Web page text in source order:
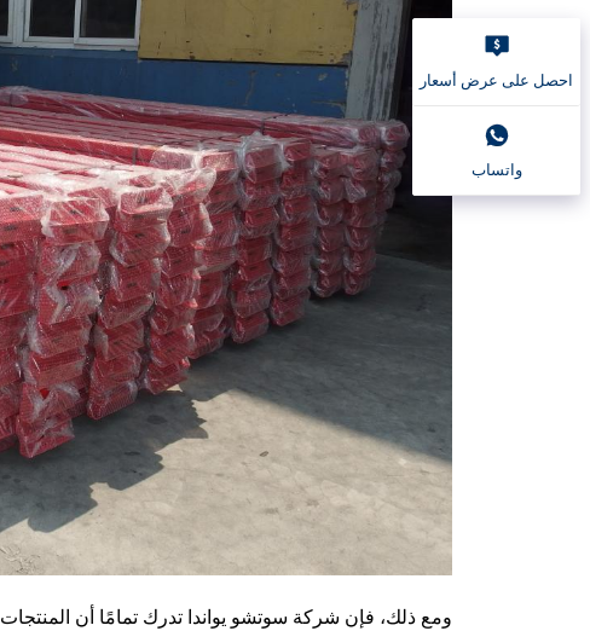
ومع ذلك، فإن شركة سوتشو يواندا تدرك تمامًا أن
احصل على عرض أسعار
واتساب